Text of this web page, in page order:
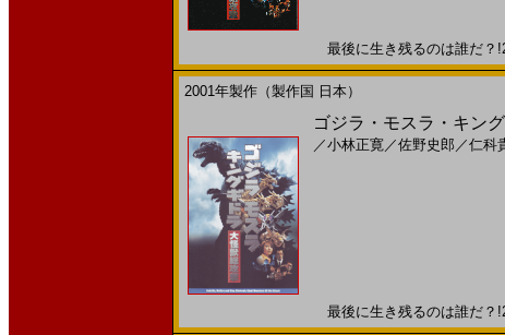
最後に生き残るのは誰だ
2001年製作（製作国 日本）
ゴジラ・モスラ・キン
／小林正寛／佐野史郎 ／仁科
最後に生き残るのは誰だ